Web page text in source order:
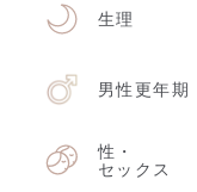
生理
男性更年期
性・
セックス